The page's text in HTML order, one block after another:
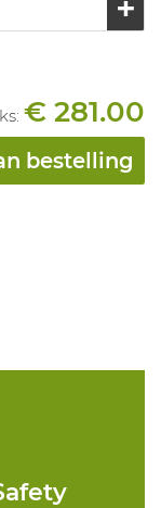
: € 281.00
bestelling